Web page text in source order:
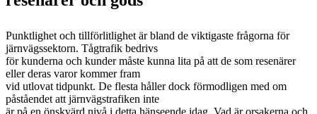
Punktlighet och tillförlitlighet är bland de viktigaste frågorna för
järnvägssektorn. Tågtrafik bedrivs
för kunderna och kunder måste kunna lita på att de som resenärer
eller deras varor kommer fram
vid utlovat tidpunkt. De flesta håller dock förmodligen med om
påståendet att järnvägstrafiken inte
är på en önskvärd nivå i detta hänseende idag. Vad är orsakerna och